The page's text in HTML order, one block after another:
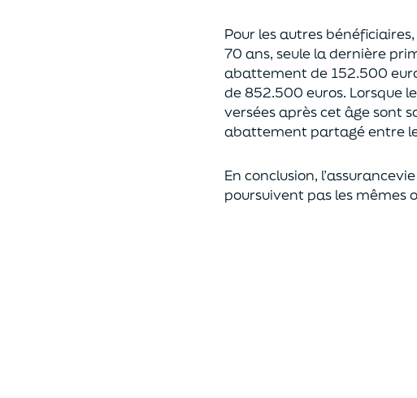
Pour les autres
70 ans, seule la dernière
abattement de 152.500
de852.500 euros. Lorsque
versées après cet âge sont
abattement partagé entre
En conclusion,
poursuivent pas les mêmes